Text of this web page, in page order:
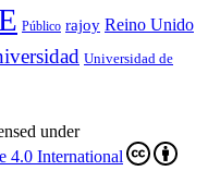
Público rajoy Reino Unido
Universidad de
under
4.0 International